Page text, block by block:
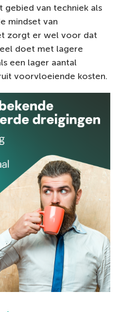
van techniek als
mindset van
zorgt er wel voor dat
doet met lagere
een lager aantal
voorvloeiende kosten.